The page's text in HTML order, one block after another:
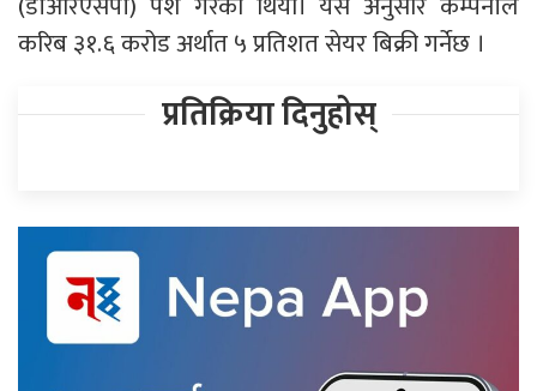
करिब ३१.६ करोड अर्थात ५ प्रतिशत सेयर बिक्री गर्नेछ ।
प्रतिक्रिया दिनुहोस्